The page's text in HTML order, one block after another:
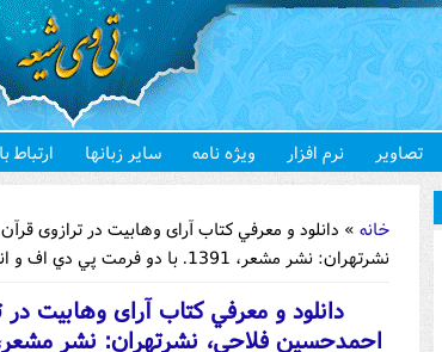
تصاویر نرم افزار ویژه نامه سایر زبانها ارتباط
خانه » دانلود و معرفي کتاب آرای وهابیت در ترازوی
نشرتهران: نشر مشعر، 1391. با دو فرمت پي دي اف و اندرويد
دانلود و معرفي کتاب آرای وهابیت